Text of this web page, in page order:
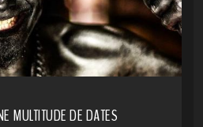
MULTITUDE DE DATES